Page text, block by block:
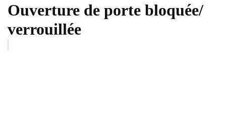
Ouverture de porte bloquée/
verrouillée